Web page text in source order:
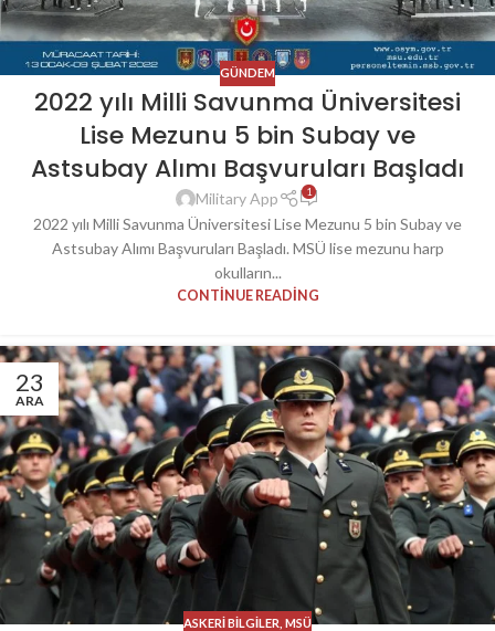
GÜNDEM
2022 yılı Milli Savunma Üniversitesi
Lise Mezunu 5 bin Subay ve
Astsubay Alımı Başvuruları Başladı
Military App 1
2022 yılı Milli Savunma Üniversitesi Lise Mezunu 5 bin Subay ve
Astsubay Alımı Başvuruları Başladı. MSÜ lise mezunu harp
okulların...
CONTINUE READING
23
ARA
ASKERI BILGILER MSÜ